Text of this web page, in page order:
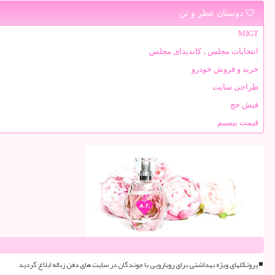
دوستان عطر و تن
MIGT
انتخابات مجلس ، کاندیدای مجلس
خرید و فروش خودرو
طراحی سایت
فیش حج
قیمت بیسیم
پروتکلهای ویژه بهداشتی برای رویارویی با جوندگان در سایت های دفن زباله ابلاغ گردید